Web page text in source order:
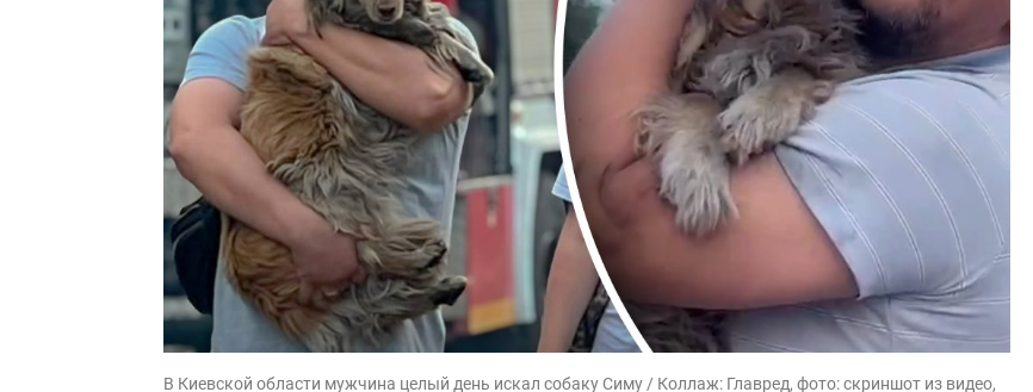
В Киевской области мужчина целый день искал собаку Симу / Коллаж: Главред, фото: скриншот из видео,